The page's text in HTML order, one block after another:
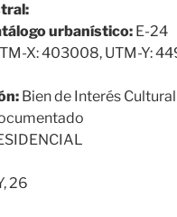
urbanístico: E-24
X: 403008, UTM-Y:
Bien de Interés
26